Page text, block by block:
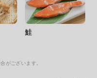
鮭
がございます。